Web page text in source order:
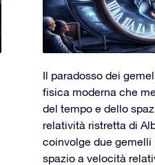
Il paradosso dei
fisica moderna che
del tempo e dello
relatività ristretta di
coinvolge due
spazio a velocità